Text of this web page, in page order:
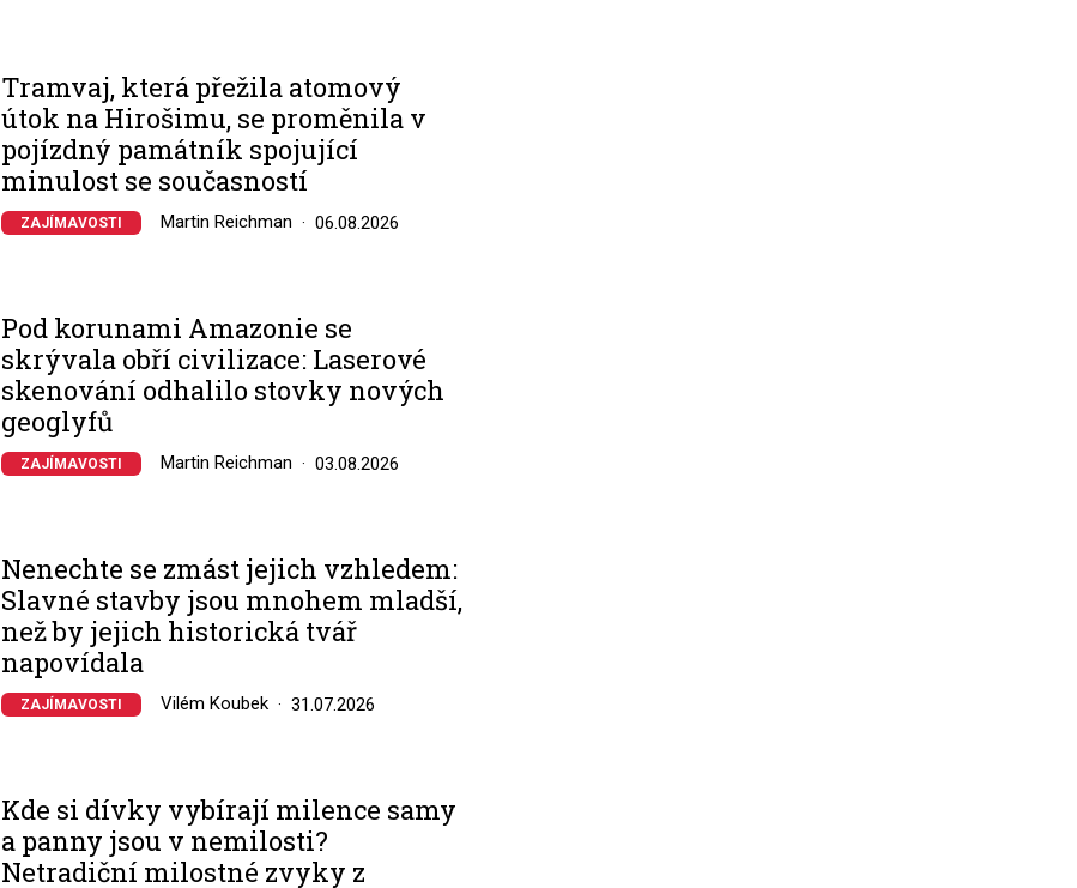
Tramvaj, která přežila atomový
útok na Hirošimu, se proměnila v
pojízdný památník spojující
minulost se současností
ZAJÍMAVOSTI Martin Reichman 06.08.2026
Pod korunami Amazonie se
skrývala obří civilizace: Laserové
skenování odhalilo stovky nových
geoglyfů
ZAJÍMAVOSTI Martin Reichman 03.08.2026
Nenechte se zmást jejich vzhledem:
Slavné stavby jsou mnohem mladší,
než by jejich historická tvář
napovídala
ZAJÍMAVOSTI Vilém Koubek 31.07.2026
Kde si dívky vybírají milence samy
a panny jsou v nemilosti?
Netradiční milostné zvyky z